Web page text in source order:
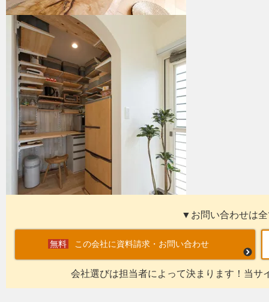
▼お問い合わせは
この会社に資料請求・お問い合わせ
会社選びは担当者によって決まります！当サ